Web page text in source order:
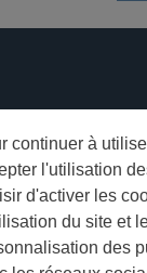
continuer à
l'utilisation
d'activer les
du site et
des